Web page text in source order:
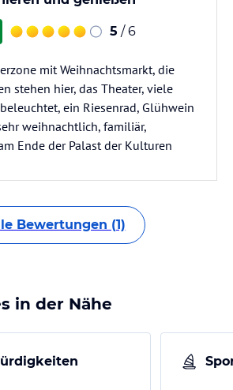
5 / 6
mit Weihnachtsmarkt, die
stehen hier, das Theater, viele
ein Riesenrad, Glühwein
weihnachtlich, familiär,
Ende der Palast der Kulturen
Bewertungen (1)
in der Nähe